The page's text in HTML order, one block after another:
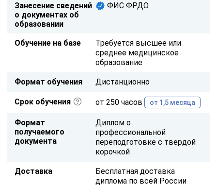
Занесение сведений
о документах об
образовании
ФИС ФРДО
Обучение на базе
Требуется высшее или
среднее медицинское
образование
Формат обучения Дистанционно
Срок обучения от 250 часов от 1,5 месяца
Формат
получаемого
документа
Диплом о
профессиональной
переподготовке с твердой
корочкой
Доставка
Бесплатная доставка
диплома по всей России